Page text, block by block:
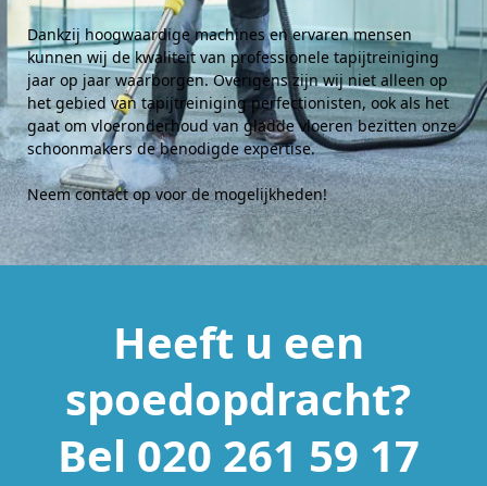
Dankzij hoogwaardige machines en ervaren mensen
kunnen wij de kwaliteit van professionele tapijtreiniging
jaar op jaar waarborgen. Overigens zijn wij niet alleen op
het gebied van tapijtreiniging perfectionisten, ook als het
gaat om vloeronderhoud van gladde vloeren bezitten onze
schoonmakers de benodigde expertise.
Neem contact op voor de mogelijkheden!
Heeft u een
spoedopdracht?
Bel 020 261 59 17